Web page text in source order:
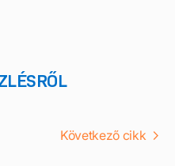
Következő cikk